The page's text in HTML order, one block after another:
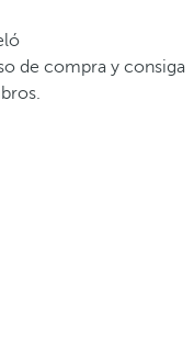
de compra y consiga